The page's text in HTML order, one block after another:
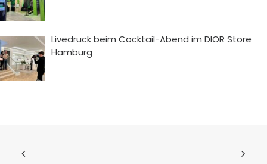
Livedruck beim Cocktail-Abend im DIOR Store
Hamburg